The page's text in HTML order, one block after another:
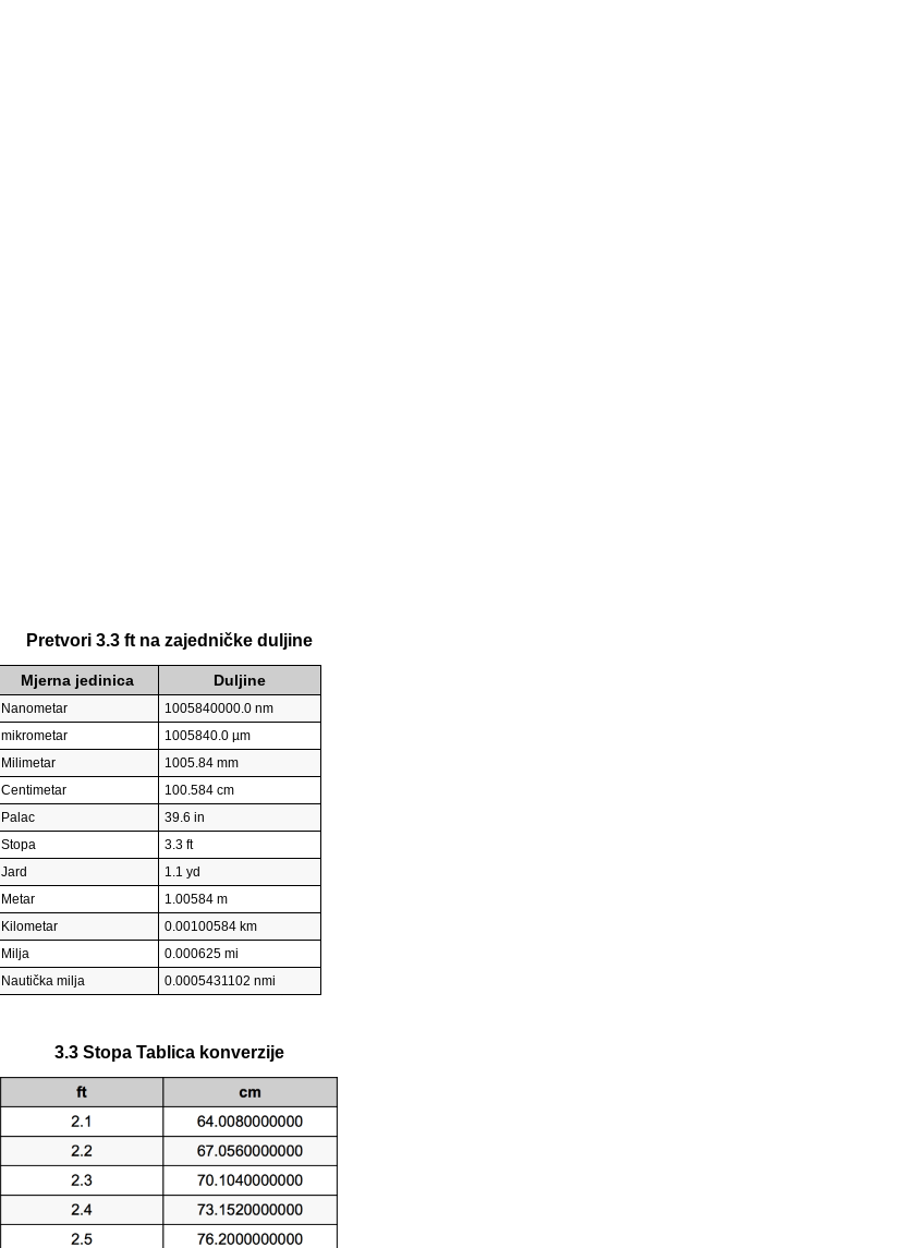
Pretvori 3.3 ft na zajedničke duljine
Mjerna jedinica Duljine
Nanometar
1005840000.0 nm
mikrometar
1005840.0 µm
Milimetar
1005.84 mm
Centimetar
100.584 cm
Palac
39.6 in
Stopa
3.3 ft
Jard
1.1 yd
Metar
1.00584 m
Kilometar
0.00100584 km
Milja
0.000625 mi
Nautička milja
0.0005431102 nmi
3.3 Stopa Tablica konverzije